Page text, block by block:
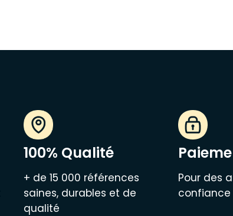
100% Qualité
+ de 15 000 références
saines, durables et de
qualité
Pour des
confiance